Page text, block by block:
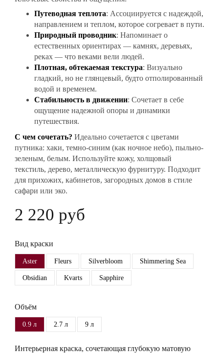
Путеводная теплота: Ассоциируется с надеждой,
направлением и теплом, которое согревает в пути.
Природный проводник: Напоминает о
естественных ориентирах — камнях, деревьях,
реках — что веками вели людей.
Плотная, обтекаемая текстура: Визуально
гладкий, но не глянцевый, будто отполированный
водой и временем.
Стабильность в движении: Сочетает в себе
ощущение надежной опоры и динамики
путешествия.
С чем сочетать? Идеально сочетается с цветами
путника: хаки, темно-синим (как ночное небо), пыльно-
зеленым, белым. Используйте кожу, холщовый
текстиль, дерево, металлическую фурнитуру. Подходит
для прихожих, кабинетов, загородных домов в стиле
сафари или эко.
2 220 руб
Вид краски
Aster Fleurs Silverbloom Shimmering Sea
Obsidian Kvarts Sapphire
Объём
0.9 л 2.7 л 9 л
Интерьерная краска, сочетающая глубокую матовую